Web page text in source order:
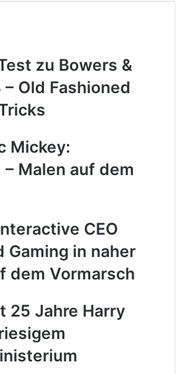
zu Bowers &
Old Fashioned
Mickey:
Malen auf dem
CEO
Gaming in naher
dem Vormarsch
25 Jahre Harry